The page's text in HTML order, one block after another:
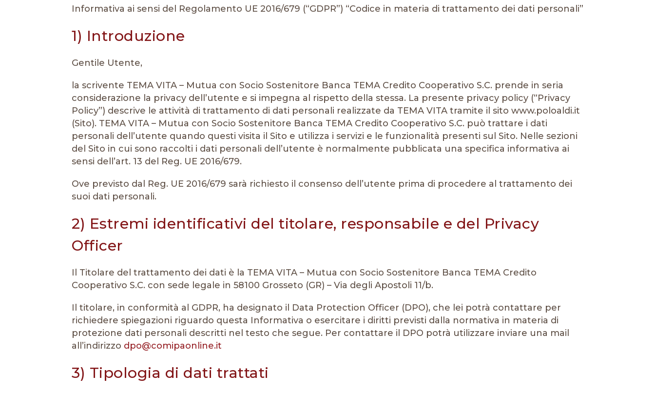
Informativa ai sensi del Regolamento UE 2016/679 (“GDPR”) “Codice in materia di trattamento dei dati personali”
1) Introduzione
Gentile Utente,
la scrivente TEMA VITA – Mutua con Socio Sostenitore Banca TEMA Credito Cooperativo S.C. prende in seria
considerazione la privacy dell’utente e si impegna al rispetto della stessa. La presente privacy policy (“Privacy
Policy”) descrive le attività di trattamento di dati personali realizzate da TEMA VITA tramite il sito www.poloaldi.it
(Sito). TEMA VITA – Mutua con Socio Sostenitore Banca TEMA Credito Cooperativo S.C. può trattare i dati
personali dell’utente quando questi visita il Sito e utilizza i servizi e le funzionalità presenti sul Sito. Nelle sezioni
del Sito in cui sono raccolti i dati personali dell’utente è normalmente pubblicata una specifica informativa ai
sensi dell’art. 13 del Reg. UE 2016/679.
Ove previsto dal Reg. UE 2016/679 sarà richiesto il consenso dell’utente prima di procedere al trattamento dei
suoi dati personali.
2) Estremi identificativi del titolare, responsabile e del Privacy
Officer
Il Titolare del trattamento dei dati è la TEMA VITA – Mutua con Socio Sostenitore Banca TEMA Credito
Cooperativo S.C. con sede legale in 58100 Grosseto (GR) – Via degli Apostoli 11/b.
Il titolare, in conformità al GDPR, ha designato il Data Protection Officer (DPO), che lei potrà contattare per
richiedere spiegazioni riguardo questa Informativa o esercitare i diritti previsti dalla normativa in materia di
protezione dati personali descritti nel testo che segue. Per contattare il DPO potrà utilizzare inviare una mail
all’indirizzo dpo@comipaonline.it
3) Tipologia di dati trattati